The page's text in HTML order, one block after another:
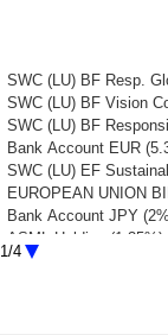
SWC (LU) BF Resp.
SWC (LU) BF Vision
SWC (LU) BF
Bank Account EUR
SWC (LU) EF
EUROPEAN UNION
Bank Account JPY
ASML Holding (1.35%)
SWC (LU) EF
1/4